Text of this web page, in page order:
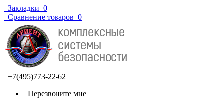
Закладки 0
Сравнение товаров 0
+7(495)773-22-62
Перезвоните мне